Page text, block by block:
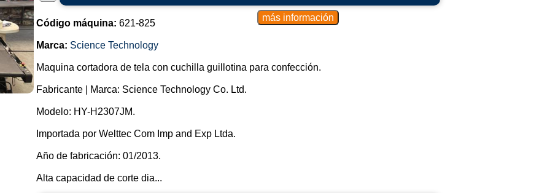
Código máquina: 621-825
Marca: Science Technology
Maquina cortadora de tela con cuchilla guillotina para confección.
Fabricante | Marca: Science Technology Co. Ltd.
Modelo: HY-H2307JM.
Importada por Welttec Com Imp and Exp Ltda.
Año de fabricación: 01/2013.
Alta capacidad de corte dia...